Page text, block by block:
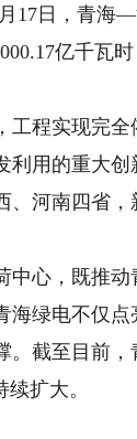
17日，青海
亿千瓦
程实现完全
利用的重大创
、河南四省，
心，既推动
海绿电不仅点
。截至目前，
扩大。